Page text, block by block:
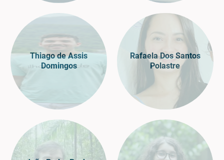
Thiago de Assis
Domingos
Rafaela Dos Santos
Polastre